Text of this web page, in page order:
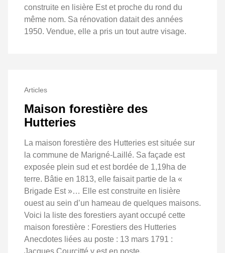
construite en lisière Est et proche du rond du
même nom. Sa rénovation datait des années
1950. Vendue, elle a pris un tout autre visage.
Articles
Maison forestière des
Hutteries
La maison forestière des Hutteries est située sur
la commune de Marigné-Laillé. Sa façade est
exposée plein sud et est bordée de 1,19ha de
terre. Bâtie en 1813, elle faisait partie de la «
Brigade Est »… Elle est construite en lisière
ouest au sein d’un hameau de quelques maisons.
Voici la liste des forestiers ayant occupé cette
maison forestière : Forestiers des Hutteries
Anecdotes liées au poste : 13 mars 1791 :
Jacques Courcitté y est en poste.